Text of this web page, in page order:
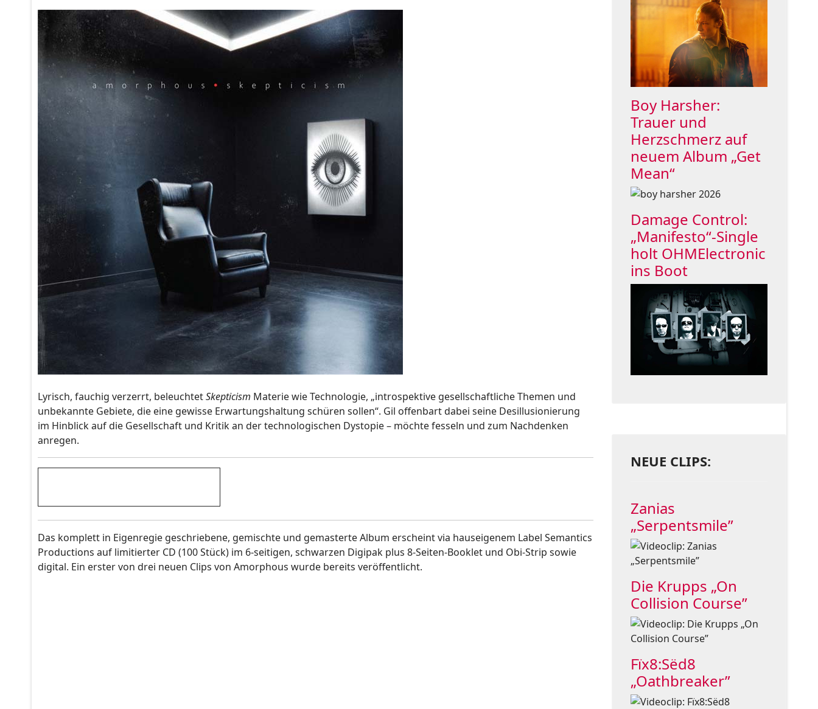
Lyrisch, fauchig verzerrt, beleuchtetSkepticism Materie wie Technologie, „introspektive gesellschaftliche Themen und
unbekannte Gebiete, die eine gewisse Erwartungshaltung schüren sollen“. Gil offenbart dabei seine Desillusionierung
im Hinblick auf die Gesellschaft und Kritik an der technologischen Dystopie – möchte fesseln und zum Nachdenken
anregen.
Das komplett in Eigenregie geschriebene, gemischte und gemasterte Album erscheint via hauseigenem Label Semantics
Productions auf limitierter CD (100 Stück) im 6-seitigen, schwarzen Digipak plus 8-Seiten-Booklet und Obi-Strip sowie
digital. Ein erster von drei neuen Clips von Amorphous wurde bereits veröffentlicht.
Boy Harsher:
Trauer und
Herzschmerz auf
neuem Album „Get
Mean“
Damage Control:
„Manifesto“-Single
holt OHMElectronic
ins Boot
NEUE CLIPS:
Zanias
„Serpentsmile”
Die Krupps „On
Collision Course”
Fïx8:Sëd8
„Oathbreaker”